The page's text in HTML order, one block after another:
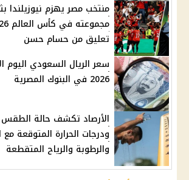
منتخب مصر يهزم نيوزيلندا
تعليق من حسام حسن
2026 في البنوك المصرية
الأرصاد تكشف حالة
ودرجات الحرارة المتوقعة مع
والرطوبة والرياح المتقطعة